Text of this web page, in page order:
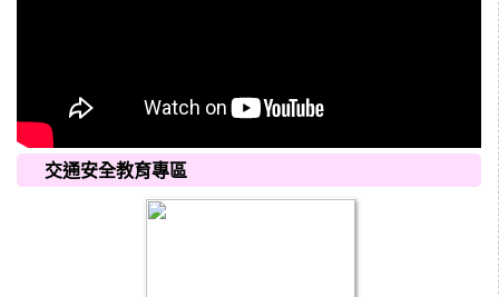
交通安全教育專區